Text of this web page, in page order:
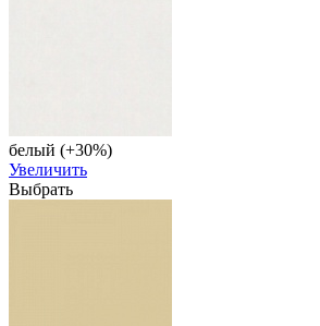
белый (+30%)
Увеличить
Выбрать